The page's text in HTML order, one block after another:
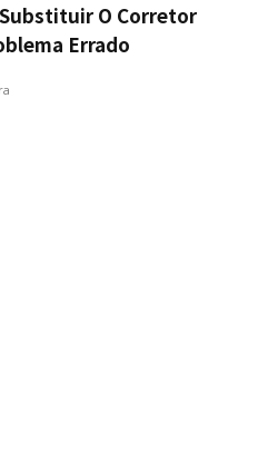
Substituir O Corretor
Errado